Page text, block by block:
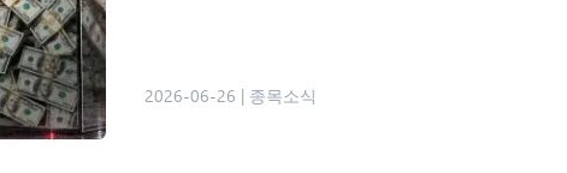
2026-06-26 | 종목소식